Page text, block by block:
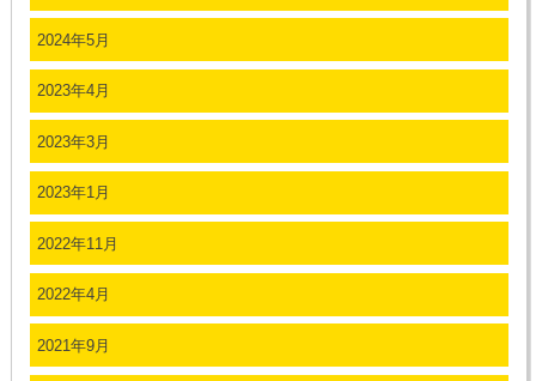
2024年5月
2023年4月
2023年3月
2023年1月
2022年11月
2022年4月
2021年9月